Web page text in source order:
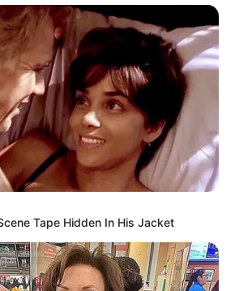
อง
2568 โดยแม่กวาง ไพ่ตองส่องใจบน
จ ทักราศีใด พ้นเคราะห์หมดโศก
ใจ ทัก 4 ราศีต้องระวังที่มืด มีเกณฑ์
Tape Hidden In His Jacket